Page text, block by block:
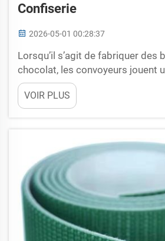
Confiserie
2026-05-01 00:28:37
Lorsqu’il s’agit de fabriquer des
chocolat, les convoyeurs jouent
dans le processus. Ils déplacent
d’un point à un autre au sein de
tous les convoyeurs ne se valent
VOIR PLUS